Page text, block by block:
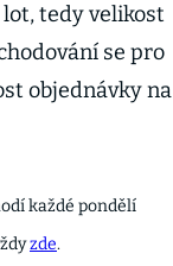
tedy velikost
se pro
objednávky na
každé pondělí
zde.